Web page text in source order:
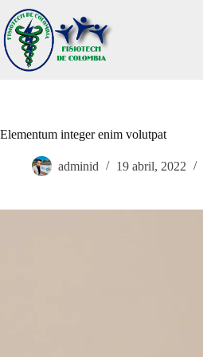
Saltar
al
contenido
Elementum integer enim volutpat
adminid 19 abril, 2022